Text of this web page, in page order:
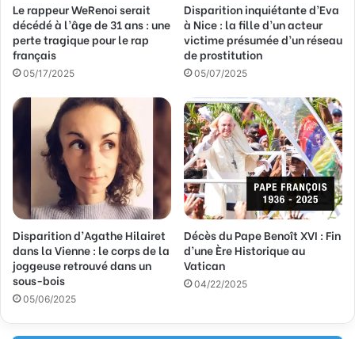
e
E
m
a
i
Le rappeur WeRenoi serait
décédé à l’âge de 31 ans : une
perte tragique pour le rap
français
05/17/2025
Disparition inquiétante d’Eva
à Nice : la fille d’un acteur
victime présumée d’un réseau
de prostitution
05/07/2025
Disparition d’Agathe Hilairet
dans la Vienne : le corps de la
joggeuse retrouvé dans un
sous-bois
05/06/2025
Décès du Pape Benoît XVI : Fin
d’une Ère Historique au
Vatican
04/22/2025